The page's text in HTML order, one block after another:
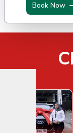
Book Now